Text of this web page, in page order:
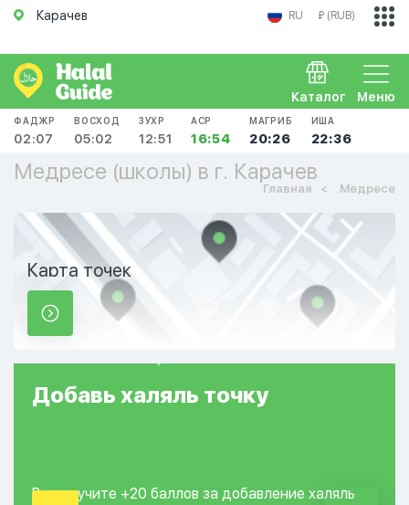
Карачев RU ₽ (RUB)
Меню
Каталог
ФАДЖР
02:07
ВОСХОД
05:02
ЗУХР
12:51
АСР
16:54
МАГРИБ
20:26
ИША
22:36
Медресе (школы) в г. Карачев
Главная Медресе
Карта точек
Добавь халяль точку
Вы получите +20 баллов за добавление халяль